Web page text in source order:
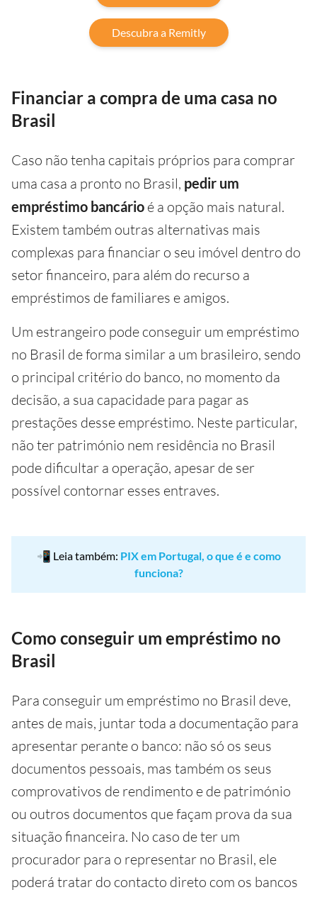
Descubra a Remitly
Financiar a compra de uma casa no
Brasil
Caso não tenha capitais próprios para comprar
uma casa a pronto no Brasil, pedir um
empréstimo bancário é a opção mais natural.
Existem também outras alternativas mais
complexas para financiar o seu imóvel dentro do
setor financeiro, para além do recurso a
empréstimos de familiares e amigos.
Um estrangeiro pode conseguir um empréstimo
no Brasil de forma similar a um brasileiro, sendo
o principal critério do banco, no momento da
decisão, a sua capacidade para pagar as
prestações desse empréstimo. Neste particular,
não ter património nem residência no Brasil
pode dificultar a operação, apesar de ser
possível contornar esses entraves.
📲 Leia também: PIX em Portugal, o que é e como
funciona?
Como conseguir um empréstimo no
Brasil
Para conseguir um empréstimo no Brasil deve,
antes de mais, juntar toda a documentação para
apresentar perante o banco: não só os seus
documentos pessoais, mas também os seus
comprovativos de rendimento e de património
ou outros documentos que façam prova da sua
situação financeira. No caso de ter um
procurador para o representar no Brasil, ele
poderá tratar do contacto direto com os bancos